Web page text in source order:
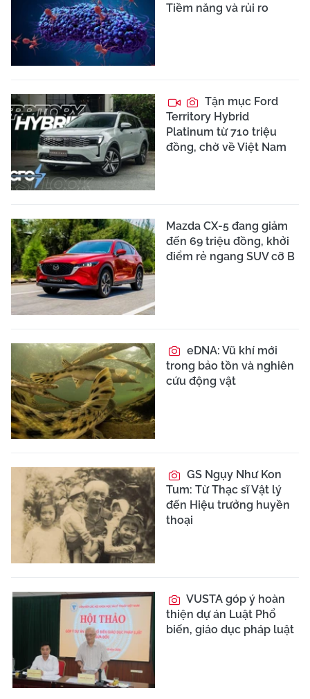
Tiềm năng và rủi ro
Tận mục Ford
Territory Hybrid
Platinum từ 710 triệu
đồng, chờ về Việt Nam
Mazda CX-5 đang giảm
đến 69 triệu đồng, khởi
điểm rẻ ngang SUV cỡ B
eDNA: Vũ khí mới
trong bảo tồn và nghiên
cứu động vật
GS Ngụy Như Kon
Tum: Từ Thạc sĩ Vật lý
đến Hiệu trưởng huyền
thoại
VUSTA góp ý hoàn
thiện dự án Luật Phổ
biến, giáo dục pháp luật